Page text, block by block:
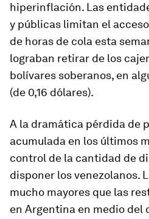
hiperinflación. Las
y públicas limitan el
de horas de cola esta
lograban retirar de los
bolívares soberanos, en
(de 0,16 dólares).
A la dramática pérdida de
acumulada en los últimos
control de la cantidad de
disponer los venezolanos.
mucho mayores que las
en Argentina en medio del